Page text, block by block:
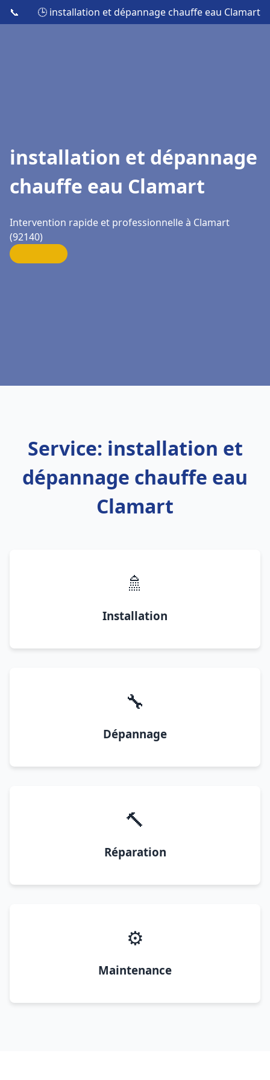
📞 🕒 installation et dépannage chauffe eau Clamart
installation et dépannage
chauffe eau Clamart
Intervention rapide et professionnelle à Clamart
(92140)
Service: installation et
dépannage chauffe eau
Clamart
🚿
Installation
🔧
Dépannage
🔨
Réparation
⚙️
Maintenance